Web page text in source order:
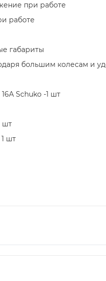
при работе
работе
габариты
большим колесам и
Schuko -1 шт
шт
шт